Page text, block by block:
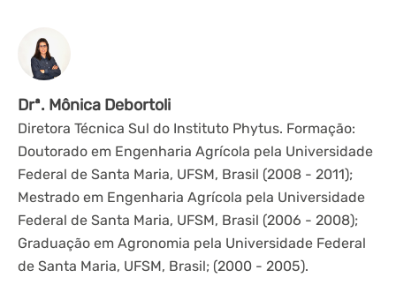
Drª. Mônica Debortoli
Diretora Técnica Sul do Instituto Phytus. Formação:
Doutorado em Engenharia Agrícola pela Universidade
Federal de Santa Maria, UFSM, Brasil (2008 - 2011);
Mestrado em Engenharia Agrícola pela Universidade
Federal de Santa Maria, UFSM, Brasil (2006 - 2008);
Graduação em Agronomia pela Universidade Federal
de Santa Maria, UFSM, Brasil; (2000 - 2005).